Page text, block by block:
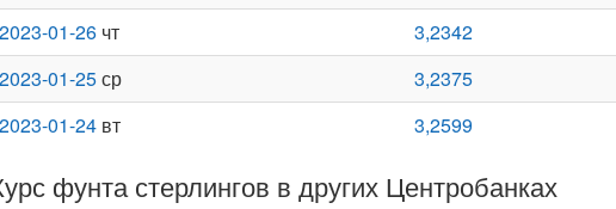
2023-01-26 чт 3,2342
2023-01-25ср 3,2375
2023-01-24 вт 3,2599
фунта стерлингов в других Центробанках